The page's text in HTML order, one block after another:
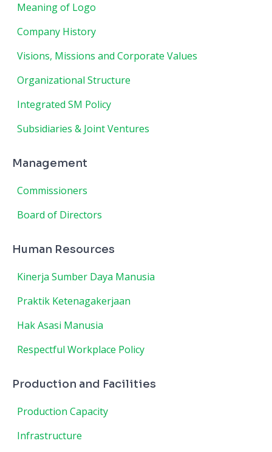
Meaning of Logo
Company History
Visions, Missions and Corporate Values
Organizational Structure
Integrated SM Policy
Subsidiaries & Joint Ventures
Management
Commissioners
Board of Directors
Human Resources
Kinerja Sumber Daya Manusia
Praktik Ketenagakerjaan
Hak Asasi Manusia
Respectful Workplace Policy
Production and Facilities
Production Capacity
Infrastructure